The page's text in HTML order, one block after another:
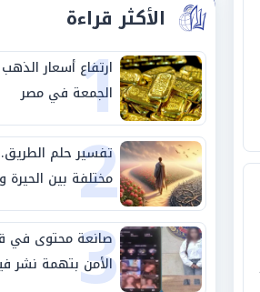
الأكثر قراءة
1
ارتفاع أسعار
الجمعة في مصر
2
تفسير حلم
مختلفة بين الحيرة
مرحلة جديدة
3
صانعة محتوى في
الأمن بتهمة نشر